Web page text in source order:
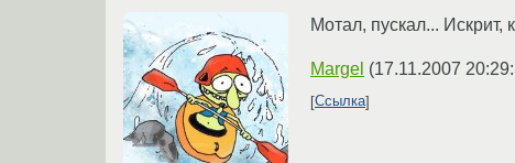
Мотал, пускал...
Margel (17.11.2007
Ссылка